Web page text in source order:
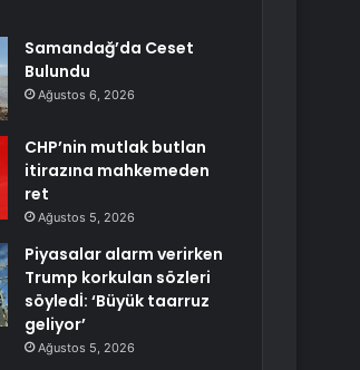
Samandağ’da Ceset
Bulundu
Ağustos 6, 2026
CHP’nin mutlak butlan
itirazına mahkemeden
ret
Ağustos 5, 2026
Piyasalar alarm verirken
Trump korkulan sözleri
söyledİ: ‘Büyük taarruz
geliyor’
Ağustos 5, 2026